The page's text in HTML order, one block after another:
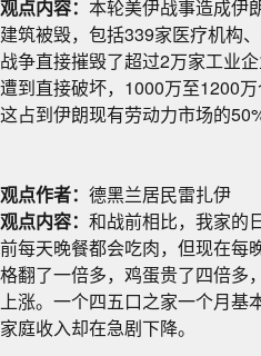
观点内容： 本轮美伊战事造成伊
建筑被毁，包括339家医疗机构
战争直接摧毁了超过2万家工业
遭到直接破坏，1000万至1200
这占到伊朗现有劳动力市场的50%
观点作者： 德黑兰居民雷扎伊
观点内容： 和战前相比，我家的
前每天晚餐都会吃肉，但现在每
格翻了一倍多，鸡蛋贵了四倍多
上涨。一个四五口之家一个月基
家庭收入却在急剧下降。